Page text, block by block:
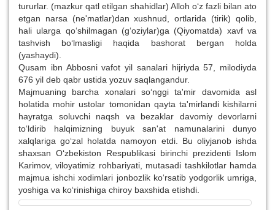
tururlar. (mazkur qatl etilgan shahidlar) Alloh o‘z fazli bilan ato
etgan narsa (ne'matlar)dan xushnud, ortlarida (tirik) qolib,
hali ularga qo‘shilmagan (g‘oziylar)ga (Qiyomatda) xavf va
tashvish bo‘lmasligi haqida bashorat bergan holda
(yashaydi).
Qusam ibn Abbosni vafot yil sanalari hijriyda 57, milodiyda
676 yil deb qabr ustida yozuv saqlangandur.
Majmuaning barcha xonalari so‘nggi ta'mir davomida asl
holatida mohir ustolar tomonidan qayta ta'mirlandi kishilarni
hayratga soluvchi naqsh va bezaklar davomiy devorlarni
to‘ldirib halqimizning buyuk san'at namunalarini dunyo
xalqlariga go‘zal holatda namoyon etdi. Bu oliyjanob ishda
shaxsan O‘zbekiston Respublikasi birinchi prezidenti Islom
Karimov, viloyatimiz rohbariyati, mutasadi tashkilotlar hamda
majmua ishchi xodimlari jonbozlik ko‘rsatib yodgorlik umriga,
yoshiga va ko‘rinishiga chiroy baxshida etishdi.